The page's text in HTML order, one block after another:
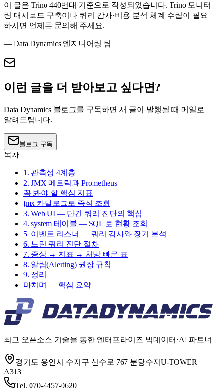
이 글은 Trino 440번대 기준으로 작성되었습니다. Trino 모니터
링 대시보드 구축이나 쿼리 감사·비용 분석 체계 수립이 필요
하시면 언제든 문의해 주세요.
— Data Dynamics 엔지니어링 팀
이런 글을 더 받아보고 싶다면?
Data Dynamics 블로그를 구독하면 새 글이 발행될 때 메일로
알려드립니다.
블로그 구독
목차
1. 관측성 4계층
2. JMX 메트릭과 Prometheus
꼭 봐야 할 핵심 지표
jmx 카탈로그로 즉석 조회
3. Web UI — 단건 쿼리 진단의 핵심
4. system 테이블 — SQL 로 현황 조회
5. 이벤트 리스너 — 쿼리 감사와 장기 분석
6. 느린 쿼리 진단 절차
7. 증상 → 지표 → 처방 빠른 표
8. 알림(Alerting) 권장 규칙
9. 정리
마치며 — 핵심 요약
최고 오픈소스 기술을 통한 엔터프라이즈 빅데이터·AI 파트너
경기도 용인시 수지구 신수로 767 분당수지U-TOWER
A313
Tel. 070-4457-0620